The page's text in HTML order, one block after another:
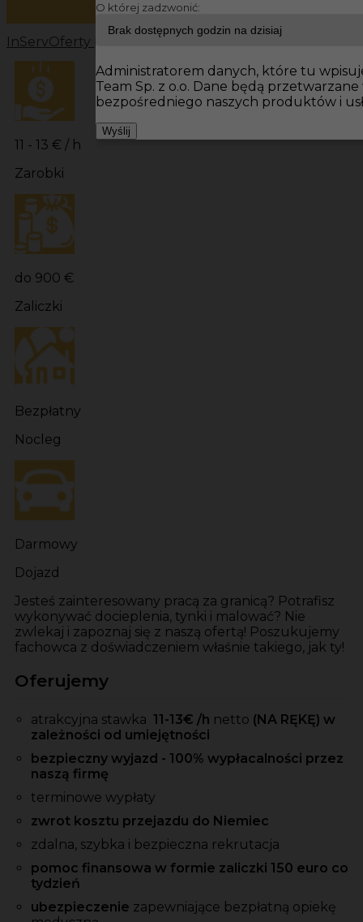
InServOferty pracy Prace budowlane Niemcy
11 - 13 € / h
Zarobki
do 900 €
Zaliczki
Bezpłatny
Nocleg
Darmowy
Dojazd
Jesteś zainteresowany pracą za granicą? Potrafisz
wykonywać docieplenia, tynki i malować? Nie
zwlekaj i zapoznaj się z naszą ofertą! Poszukujemy
fachowca z doświadczeniem właśnie takiego, jak ty!
Oferujemy
atrakcyjna stawka 11-13€ /h netto (NA RĘKĘ) w
zależności od umiejętności
bezpieczny wyjazd - 100% wypłacalności przez
naszą firmę
terminowe wypłaty
zwrot kosztu przejazdu do Niemiec
zdalna, szybka i bezpieczna rekrutacja
pomoc finansowa w formie zaliczki 150 euro co
tydzień
ubezpieczenie zapewniające bezpłatną opiekę
O której zadzwonić:
Administratorem danych, które tu
Team Sp. z o.o. Dane będą
bezpośredniego naszych produktów i
Wyślij